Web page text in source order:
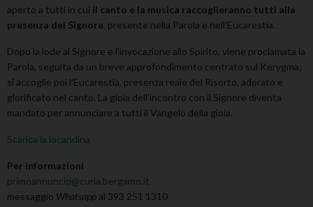
aperto a tutti in cui il canto e la musica raccoglieranno tutti alla
presenza del Signore , presente nella Parola e nell’Eucarestia.
Dopo la lode al Signore e l’invocazione allo Spirito, viene proclamata la
Parola, seguita da un breve approfondimento centrato sul Kerygma;
si accoglie poi l’Eucarestia, presenza reale del Risorto, adorato e
glorificato nel canto. La gioia dell’incontro con il Signore diventa
mandato per annunciare a tutti il Vangelo della gioia.
Scarica la locandina
Per informazioni
primoannuncio@curia.bergamo.it
messaggio Whatsappal 393 251 1310